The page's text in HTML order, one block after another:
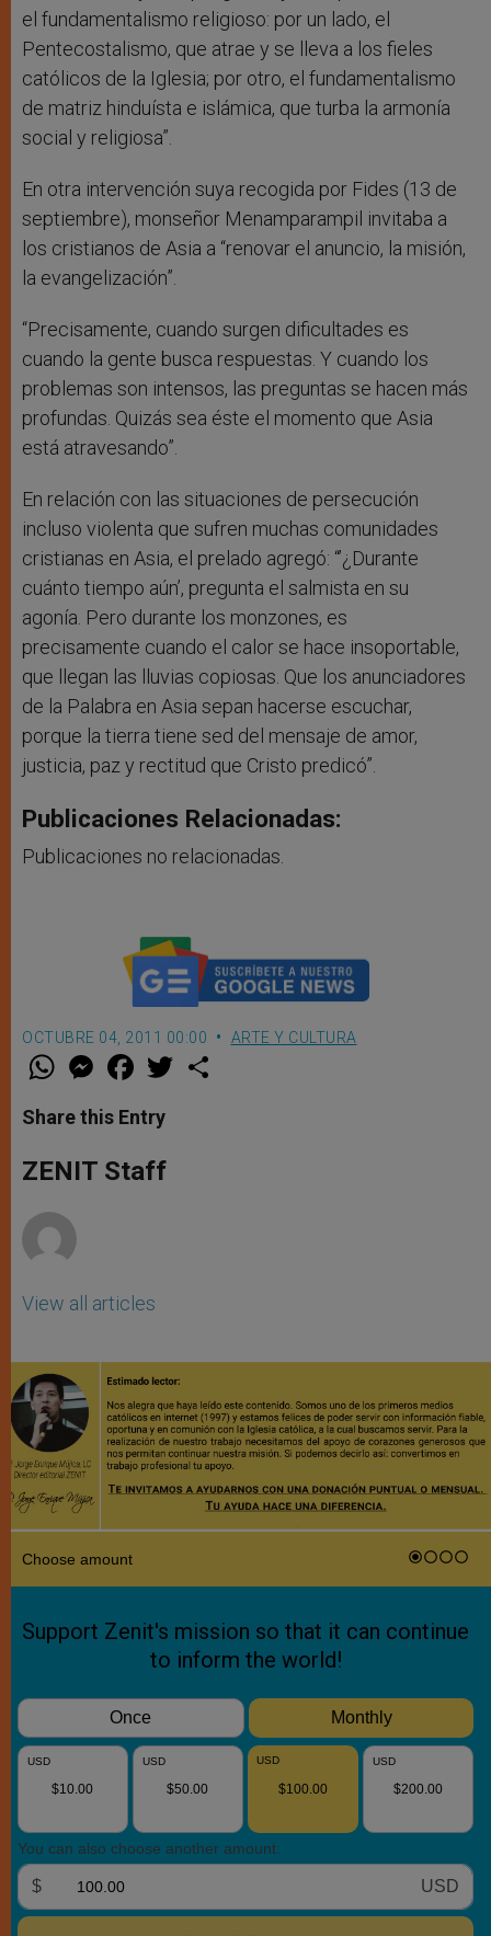
el fundamentalismo religioso: por un lado, el
Pentecostalismo, que atrae y se lleva a los fieles
católicos de la Iglesia; por otro, el fundamentalismo
de matriz hinduísta e islámica, que turba la armonía
social y religiosa”.
En otra intervención suya recogida por Fides (13 de
septiembre), monseñor Menamparampil invitaba a
los cristianos de Asia a “renovar el anuncio, la misión,
la evangelización”.
“Precisamente, cuando surgen dificultades es
cuando la gente busca respuestas. Y cuando los
problemas son intensos, las preguntas se hacen más
profundas. Quizás sea éste el momento que Asia
está atravesando”.
En relación con las situaciones de persecución
incluso violenta que sufren muchas comunidades
cristianas en Asia, el prelado agregó: “’¿Durante
cuánto tiempo aún’, pregunta el salmista en su
agonía. Pero durante los monzones, es
precisamente cuando el calor se hace insoportable,
que llegan las lluvias copiosas. Que los anunciadores
de la Palabra en Asia sepan hacerse escuchar,
porque la tierra tiene sed del mensaje de amor,
justicia, paz y rectitud que Cristo predicó”.
Publicaciones Relacionadas:
Publicaciones no relacionadas.
OCTUBRE 04, 2011 00:00 ARTE Y CULTURA
W
t
s
p
p
M
e
s
e
g
e
F
a
e
b
o
k
w
Share this Entry
ZENIT Staff
View all articles